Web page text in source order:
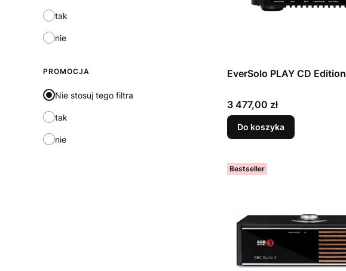
tak
nie
PROMOCJA
Nie stosuj tego filtra
tak
nie
EverSolo PLAY CD Edition
Cena
3 477,00 zł
Do koszyka
Bestseller